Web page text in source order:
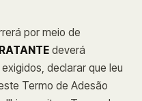
por meio de
deverá
declarar que leu
Termo de Adesão